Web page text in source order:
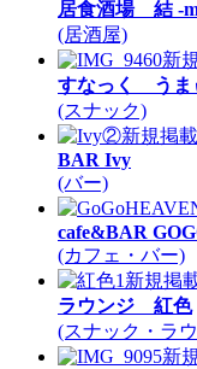
居食酒場 結 -
(居酒屋)
新
すなっく うま
(スナック)
新規掲
BAR Ivy
(バー)
cafe&BAR
(カフェ・バー)
新規掲
ラウンジ 紅色
(スナック・ラ
新